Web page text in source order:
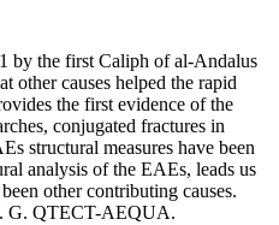
by the first Caliph of al-Andalus
other causes helped the rapid
the first evidence of the
conjugated fractures in
structural measures have been
analysis of the EAEs, leads us
other contributing causes.
G. QTECT-AEQUA.